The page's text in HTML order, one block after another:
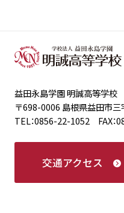
益田永島学園 明誠高等学校
〒698-0006 島根県益田市
TEL：0856-22-1052 FAX：
交通アクセス